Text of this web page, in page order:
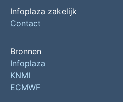
Infoplaza zakelijk
Contact
Bronnen
Infoplaza
KNMI
ECMWF